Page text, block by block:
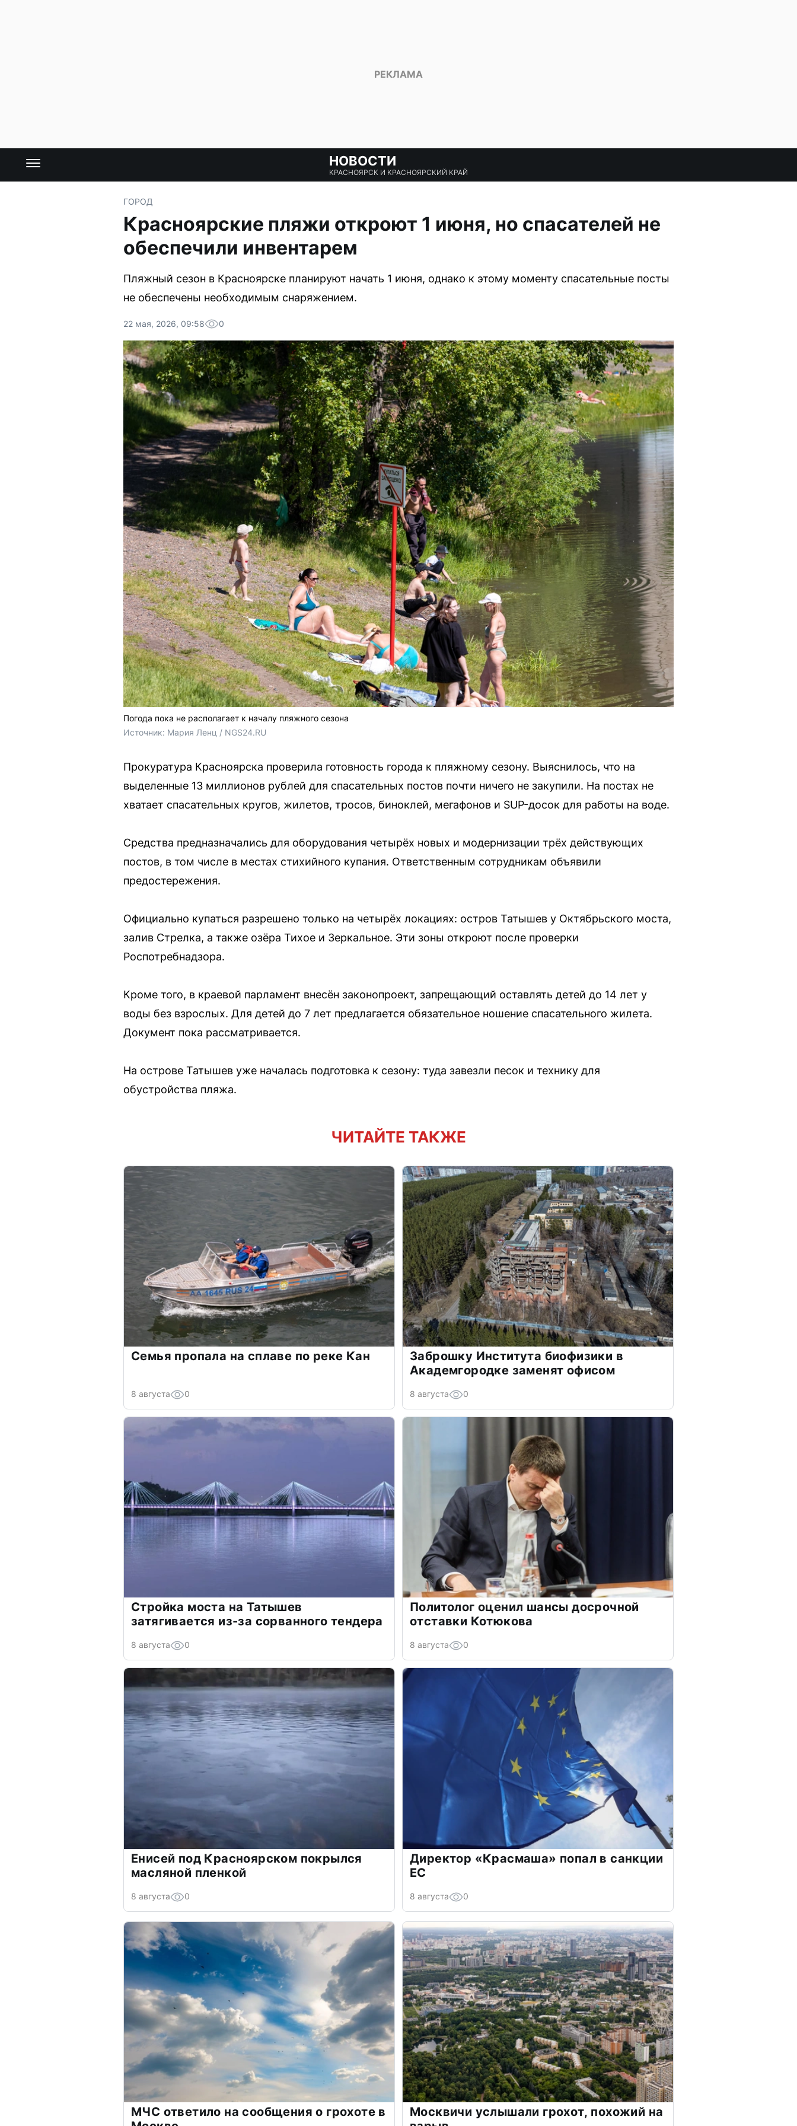
НОВОСТИ
КРАСНОЯРСК И КРАСНОЯРСКИЙ КРАЙ
ГОРОД
Красноярские пляжи откроют 1 июня, но спасателей не
обеспечили инвентарем
Пляжный сезон в Красноярске планируют начать 1 июня, однако к этому моменту спасательные посты
не обеспечены необходимым снаряжением.
22 мая, 2026, 09:58 0
Погода пока не располагает к началу пляжного сезона
Источник: Мария Ленц / NGS24.RU
Прокуратура Красноярска проверила готовность города к пляжному сезону. Выяснилось, что на
выделенные 13 миллионов рублей для спасательных постов почти ничего не закупили. На постах не
хватает спасательных кругов, жилетов, тросов, биноклей, мегафонов и SUP-досок для работы на воде.
Средства предназначались для оборудования четырёх новых и модернизации трёх действующих
постов, в том числе в местах стихийного купания. Ответственным сотрудникам объявили
предостережения.
Официально купаться разрешено только на четырёх локациях: остров Татышев у Октябрьского моста,
залив Стрелка, а также озёра Тихое и Зеркальное. Эти зоны откроют после проверки
Роспотребнадзора.
Кроме того, в краевой парламент внесён законопроект, запрещающий оставлять детей до 14 лет у
воды без взрослых. Для детей до 7 лет предлагается обязательное ношение спасательного жилета.
Документ пока рассматривается.
На острове Татышев уже началась подготовка к сезону: туда завезли песок и технику для
обустройства пляжа.
ЧИТАЙТЕ ТАКЖЕ
Семья пропала на сплаве по реке Кан
8 августа 0
Заброшку Института биофизики в
Академгородке заменят офисом
8 августа 0
Стройка моста на Татышев
затягивается из-за сорванного тендера
8 августа 0
Политолог оценил шансы досрочной
отставки Котюкова
8 августа 0
Енисей под Красноярском покрылся
масляной пленкой
8 августа 0
Директор «Красмаша» попал в санкции
ЕС
8 августа 0
МЧС ответило на сообщения о грохоте в
Москвичи услышали грохот, похожий на